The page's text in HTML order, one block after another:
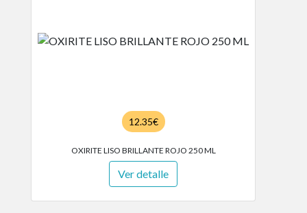
12.35€
OXIRITE LISO BRILLANTE ROJO 250 ML
Ver detalle